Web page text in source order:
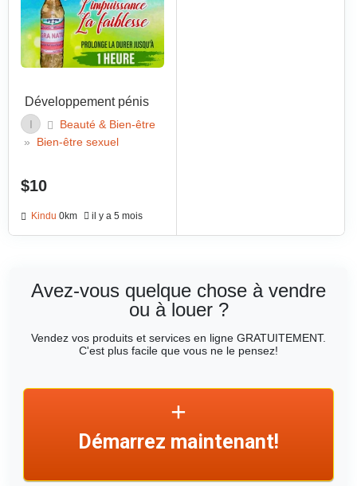
Développement pénis
I
Beauté & Bien-être
» Bien-être sexuel
$10
Kindu 0km il y a 5 mois
Avez-vous quelque chose à vendre
ou à louer ?
Vendez vos produits et services en ligne GRATUITEMENT.
C'est plus facile que vous ne le pensez!
Démarrez maintenant!